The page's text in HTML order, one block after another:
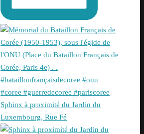
Sphinx à proximité du Jardin du
Luxembourg, Rue Fé